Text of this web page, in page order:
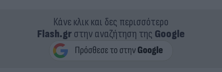
Κάνε κλικ και δες περισσότερο
Flash.grστην αναζήτηση της Google